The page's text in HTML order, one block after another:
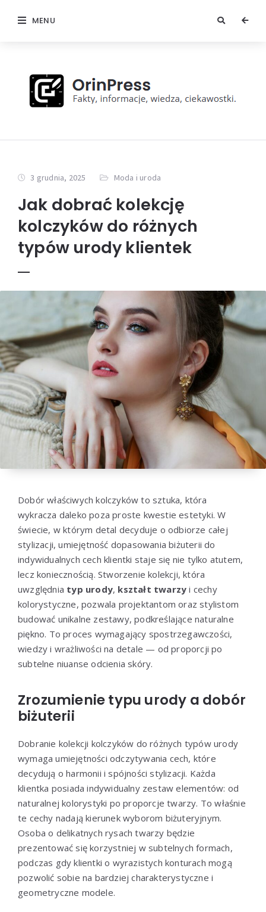
MENU
3 grudnia, 2025 Moda i uroda
Jak dobrać kolekcję
kolczyków do różnych
typów urody klientek
Dobór właściwych kolczyków to sztuka, która
wykracza daleko poza proste kwestie estetyki. W
świecie, w którym detal decyduje o odbiorze całej
stylizacji, umiejętność dopasowania biżuterii do
indywidualnych cech klientki staje się nie tylko atutem,
lecz koniecznością. Stworzenie kolekcji, która
uwzględnia typ urody, kształt twarzy i cechy
kolorystyczne, pozwala projektantom oraz stylistom
budować unikalne zestawy, podkreślające naturalne
piękno. To proces wymagający spostrzegawczości,
wiedzy i wrażliwości na detale — od proporcji po
subtelne niuanse odcienia skóry.
Zrozumienie typu urody a dobór
biżuterii
Dobranie kolekcji kolczyków do różnych typów urody
wymaga umiejętności odczytywania cech, które
decydują o harmonii i spójności stylizacji. Każda
klientka posiada indywidualny zestaw elementów: od
naturalnej kolorystyki po proporcje twarzy. To właśnie
te cechy nadają kierunek wyborom biżuteryjnym.
Osoba o delikatnych rysach twarzy będzie
prezentować się korzystniej w subtelnych formach,
podczas gdy klientki o wyrazistych konturach mogą
pozwolić sobie na bardziej charakterystyczne i
geometryczne modele.